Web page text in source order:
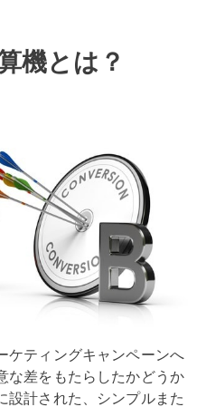
機とは？
ケティングキャンペーンへ
な差をもたらしたかどうか
設計された、シンプルまた